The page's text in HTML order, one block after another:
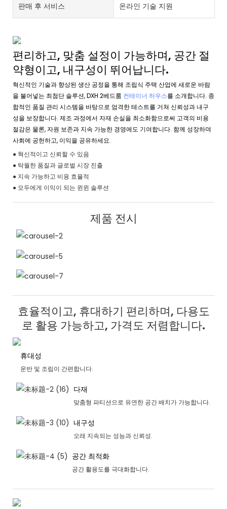
판매 후 서비스 온라인 기술 지원
편리하고, 맞춤 설정이 가능하며, 공간 절
약형이고, 내구성이 뛰어납니다.
혁신적인 기술과 향상된 생산 공정을 통해 조립식 주택 산업에 새로운 바람
을 불어넣는 최첨단 솔루션, DXH 2베드룸 컨테이너 하우스를 소개합니다. 종
합적인 품질 관리 시스템을 바탕으로 엄격한 테스트를 거쳐 신뢰성과 내구
성을 보장합니다. 제조 과정에서 자재 손실을 최소화함으로써 고객의 비용
절감은 물론, 자원 보존과 지속 가능한 경영에도 기여합니다. 함께 성장하며
사회에 공헌하고, 이익을 공유하세요.
● 혁신적이고 신뢰할 수 있음
● 탁월한 품질과 글로벌 시장 진출
● 지속 가능하고 비용 효율적
● 모두에게 이익이 되는 윈윈 솔루션
제품 전시
효율적이고, 휴대하기 편리하며, 다용도
로 활용 가능하고, 가격도 저렴합니다.
휴대성
운반 및 조립이 간편합니다.
다재
맞춤형 파티션으로 유연한 공간 배치가 가능합니다.
내구성
오래 지속되는 성능과 신뢰성.
공간 최적화
공간 활용도를 극대화합니다.